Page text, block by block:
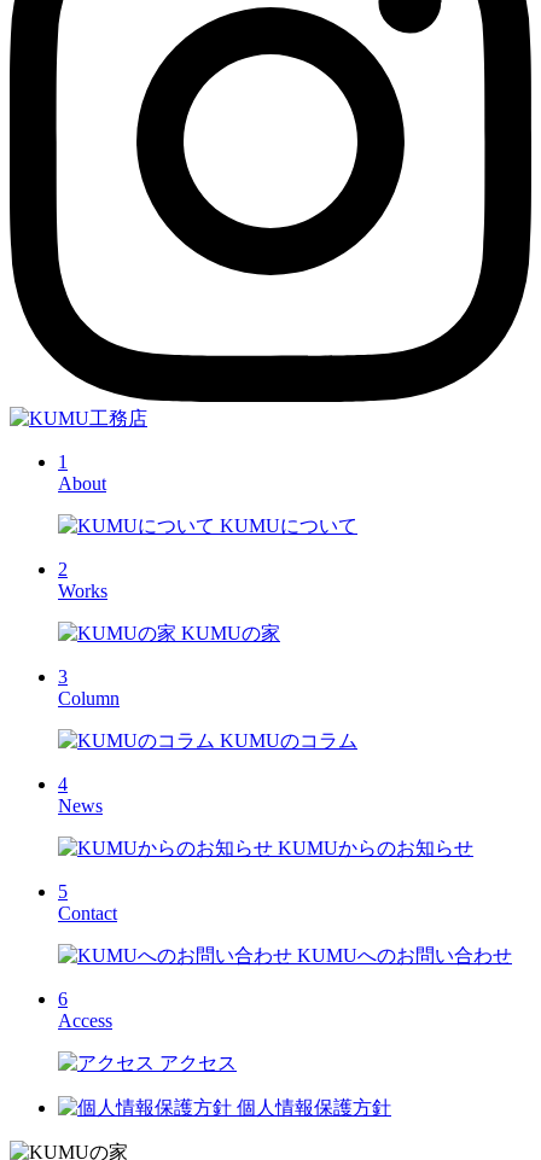
1
About
KUMUについて
2
Works
KUMUの家
3
Column
KUMUのコラム
4
News
KUMUからのお知らせ
5
Contact
KUMUへのお問い合わせ
6
Access
アクセス
個人情報保護方針